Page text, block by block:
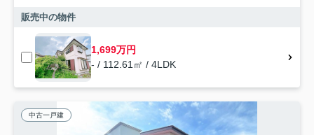
販売中の物件
1,699万円
- / 112.61㎡ / 4LDK
中古一戸建